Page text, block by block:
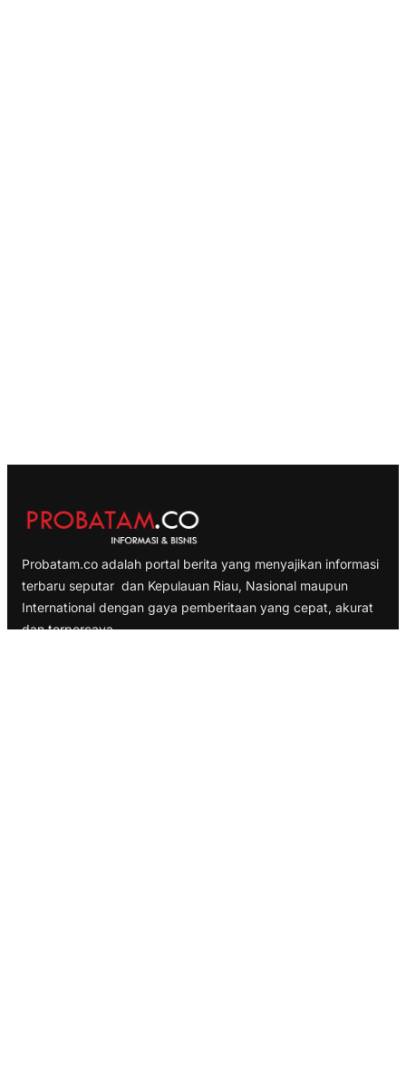
Probatam.co adalah portal berita yang menyajikan informasi
terbaru seputar dan Kepulauan Riau, Nasional maupun
International dengan gaya pemberitaan yang cepat, akurat
dan terpercaya